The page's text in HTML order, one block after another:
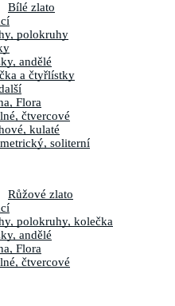
Bílé zlato
polokruhy
andělé
a čtyřlístky
Flora
čtvercové
kulaté
soliterní
Růžové zlato
polokruhy, kolečka
andělé
Flora
čtvercové